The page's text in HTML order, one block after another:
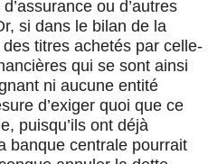
ou d’autres
si dans le bilan de la
titres achetés par celle-
qui se sont ainsi
ni aucune entité
d’exiger quoi que ce
puisqu’ils ont déjà
banque centrale pourrait